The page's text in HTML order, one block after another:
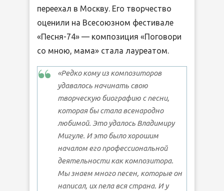
переехал в Москву. Его творчество
оценили на Всесоюзном фестивале
«Песня-74» — композиция «Поговори
со мною, мама» стала лауреатом.
«Редко кому из композиторов
удавалось начинать свою
творческую биографию с песни,
которая бы стала всенародно
любимой. Это удалось Владимиру
Мигуле. И это было хорошим
началом его профессиональной
деятельности как композитора.
Мы знаем много песен, которые он
написал, их пела вся страна. И у